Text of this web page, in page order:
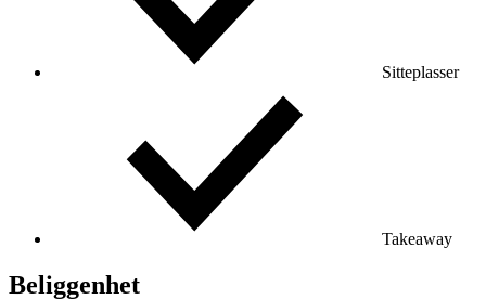
Sitteplasser
Takeaway
Beliggenhet